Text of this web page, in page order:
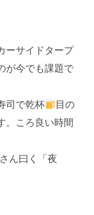
ーサイドタープ
が今でも課題で
司で乾杯
目の
。ころ良い時間
ん曰く「夜